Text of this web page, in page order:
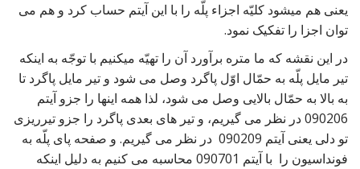
یعنی هم میشود کلیّه اجزاء پلّه را با این آیتم حساب کرد و هم می
توان اجزا را تفکیک نمود.
در این نقشه که ما متره برآورد آن را تهیّه میکنیم با توجّه به اینکه
تیر مایل پلّه به حمّال اوّل پاگرد وصل می شود و تیر مایل پاگرد تا
به بالا به حمّال بالایی وصل می شود، لذا همه اینها را جزو آیتم
090206 در نظر می گیریم، و تیر های بعدی پاگرد را جزو تیرریزی
تو دلی یعنی آیتم 090209 در نظر می گیریم. و صفحه پای پلّه به
فونداسیون را با آیتم 090701 محاسبه می کنیم به دلیل اینکه